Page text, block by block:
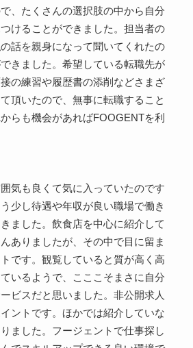
、たくさんの選択肢の中から自分
けることができました。担当者の
話を親身になって聞いてくれたの
きました。希望している転職先が
の練習や履歴書の添削などさまざ
頂いたので、無事に転職すること
らも機会があればFOOGENTを利
気も良くて気に入っていたのです
少し待遇や年収が良い職場で働き
ました。飲食店を中心に紹介して
ありましたが、その中で目に留ま
です。観覧していると質が高く高
いるようで、こここそまさに自分
ビスだと思いました。非公開求人
ントです。ほかでは紹介していな
ました。フージェントで仕事探し